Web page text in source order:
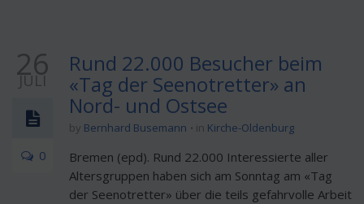
26
JULI
0
Rund 22.000 Besucher beim
«Tag der Seenotretter» an
Nord- und Ostsee
by Bernhard Busemann in Kirche-Oldenburg
Bremen (epd). Rund 22.000 Interessierte aller
Altersgruppen haben sich am Sonntag am «Tag
der Seenotretter» über die teils gefahrvolle Arbeit